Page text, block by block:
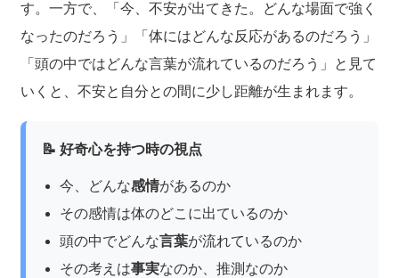
す。一方で、「今、不安が出てきた。どんな場面で強く
なったのだろう」「体にはどんな反応があるのだろう」
「頭の中ではどんな言葉が流れているのだろう」と見て
いくと、不安と自分との間に少し距離が生まれます。
📝 好奇心を持つ時の視点
今、どんな感情があるのか
その感情は体のどこに出ているのか
頭の中でどんな言葉が流れているのか
その考えは事実なのか、推測なのか